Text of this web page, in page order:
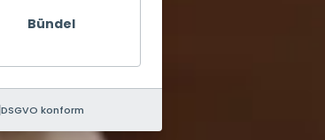
Bündel
DSGVO konform